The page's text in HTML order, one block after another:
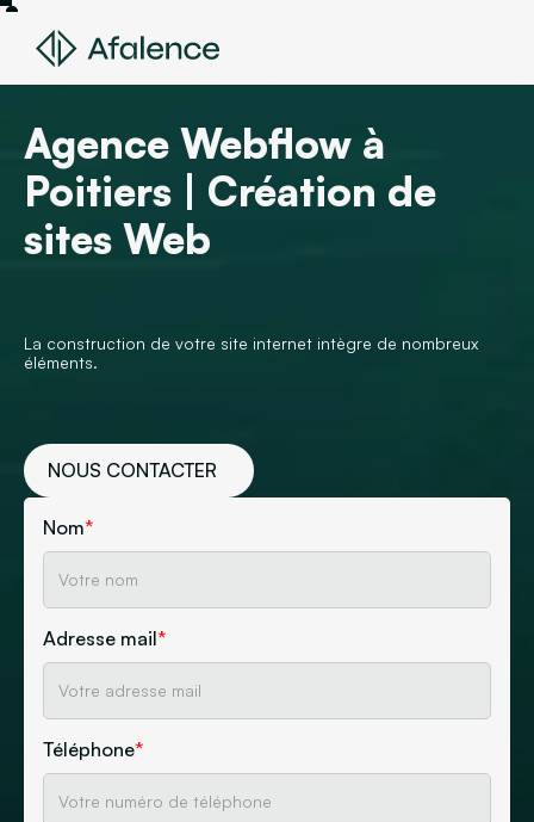
Agence Webflow à
Poitiers | Création de
sites Web
La construction de votre site internet intègre de nombreux
éléments.
NOUS CONTACTER
Nom*
Adresse mail*
Téléphone*